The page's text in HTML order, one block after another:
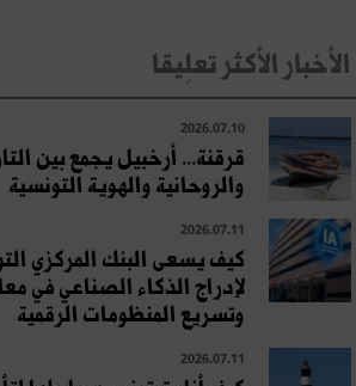
الأخبار الأكثر تعلِيقا
2026.07.10
قرقنة... أرخبيل يجمع بين
والروحانية والهوية التونسية
2026.07.11
كيف يسعى البنك المركزي
لإدراج الذكاء الصناعي في
وتسريع المنظومات الرقمية
2026.07.11